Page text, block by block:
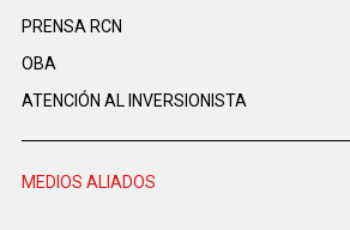
PRENSA RCN
OBA
ATENCIÓN AL INVERSIONISTA
MEDIOS ALIADOS